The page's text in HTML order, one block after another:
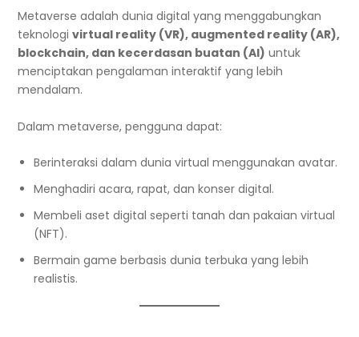
Metaverse adalah dunia digital yang menggabungkan
teknologi virtual reality (VR), augmented reality (AR),
blockchain, dan kecerdasan buatan (AI) untuk
menciptakan pengalaman interaktif yang lebih
mendalam.
Dalam metaverse, pengguna dapat:
Berinteraksi dalam dunia virtual menggunakan avatar.
Menghadiri acara, rapat, dan konser digital.
Membeli aset digital seperti tanah dan pakaian virtual
(NFT).
Bermain game berbasis dunia terbuka yang lebih
realistis.